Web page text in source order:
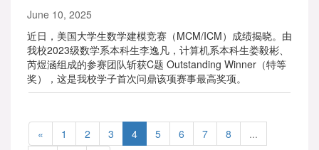
June 10, 2025
近日，美国大学生数学建模竞赛（MCM/ICM）成绩揭晓。由
我校2023级数学系本科生李逸凡，计算机系本科生娄毅彬、
芮煜涵组成的参赛团队斩获C题 Outstanding Winner（特等
奖），这是我校学子首次问鼎该项赛事最高奖项。
« 1 2 3 4 5 6 7 8
...